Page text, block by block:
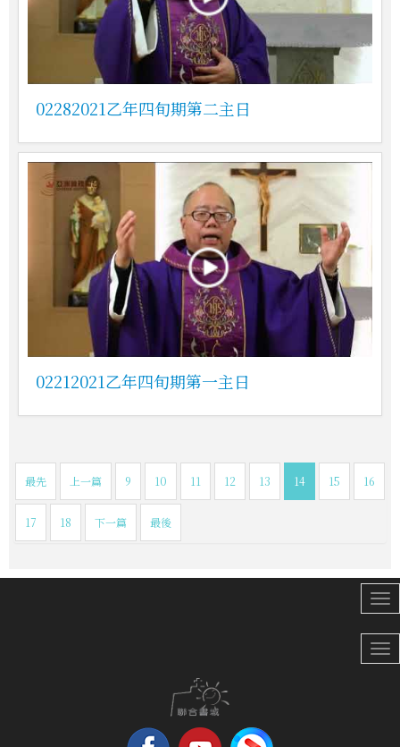
02282021乙年四旬期第二主日
02212021乙年四旬期第一主日
最先 上一篇 9 10 11 12 13 14 15 16
17 18 下一篇 最後